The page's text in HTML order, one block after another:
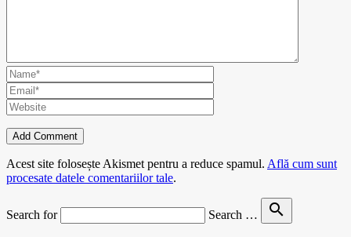
Acest site folosește Akismet pentru a reduce spamul. Află cum sunt
procesate datele comentariilor tale.
Search for Search … search